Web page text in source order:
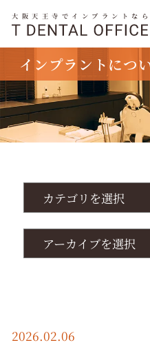
大阪天王寺でインプラントなら
インプラントにつ
TOP
インプラントについて
インプラント治療と抜歯に関する知識
わかる！
カ
ゴ
を
ア
カ
2026.02.06